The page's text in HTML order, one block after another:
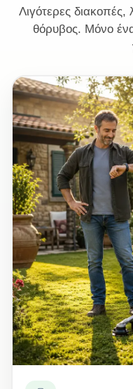
Λιγότερες διακοπές,
θόρυβος. Μόνο